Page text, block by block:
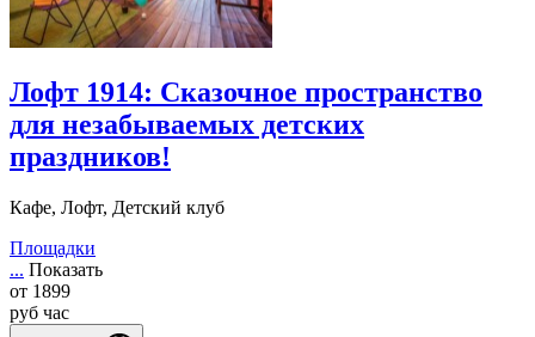
Лофт 1914: Сказочное пространство
для незабываемых детских
праздников!
Кафе, Лофт, Детский клуб
Площадки
... Показать
от 1899
руб час